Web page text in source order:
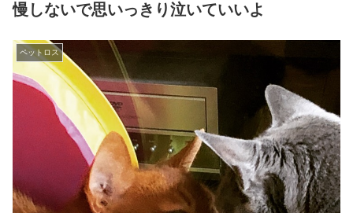
慢しないで思いっきり泣いていいよ
ペットロス